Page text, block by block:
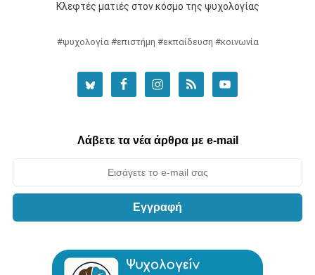
Κλεφτές ματιές στον κόσμο της ψυχολογίας
#ψυχολογία #επιστήμη #εκπαίδευση #κοινωνία
Λάβετε τα νέα άρθρα με e-mail
Εγγραφή